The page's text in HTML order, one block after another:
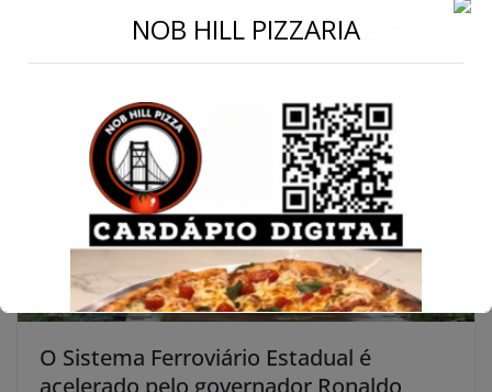
Você pode gostar também
O Sistema Ferroviário Estadual é
NOB HILL PIZZARIA